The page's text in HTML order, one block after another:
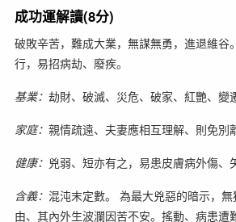
成功運解讀(8分)
破敗辛苦，難成大業，無謀無勇，進退維谷
行，易招病劫、廢疾。
基業： 劫財、破滅、災危、破家、紅艷、變
家庭： 親情疏遠、夫妻應相互理解、則免別
健康： 兇弱、短亦有之，易患皮膚病外傷、
含義： 混沌末定數。 為最大兇惡的暗示，
由、其內外生波瀾因苦不安。搖動、病患遭